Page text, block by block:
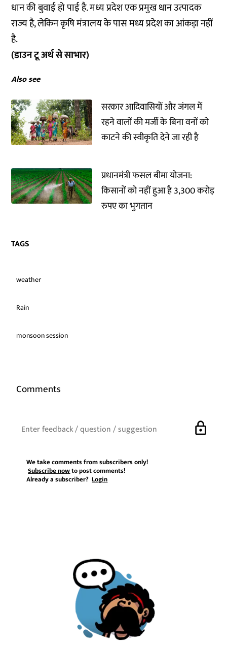
धान की बुवाई हो पाई है. मध्य प्रदेश एक प्रमुख धान उत्पादक
राज्य है, लेकिन कृषि मंत्रालय के पास मध्य प्रदेश का आंकड़ा नहीं
है.
(डाउन टू अर्थ से साभार)
Also see
सरकार आदिवासियों और जंगल में
रहने वालों की मर्जी के बिना वनों को
काटने की स्वीकृति देने जा रही है
प्रधानमंत्री फसल बीमा योजना:
किसानों को नहीं हुआ है 3,300 करोड़
रुपए का भुगतान
TAGS
weather
Rain
monsoon session
Comments
lock
We take comments from subscribers only!
Subscribe nowto post comments!
Already a subscriber?Login